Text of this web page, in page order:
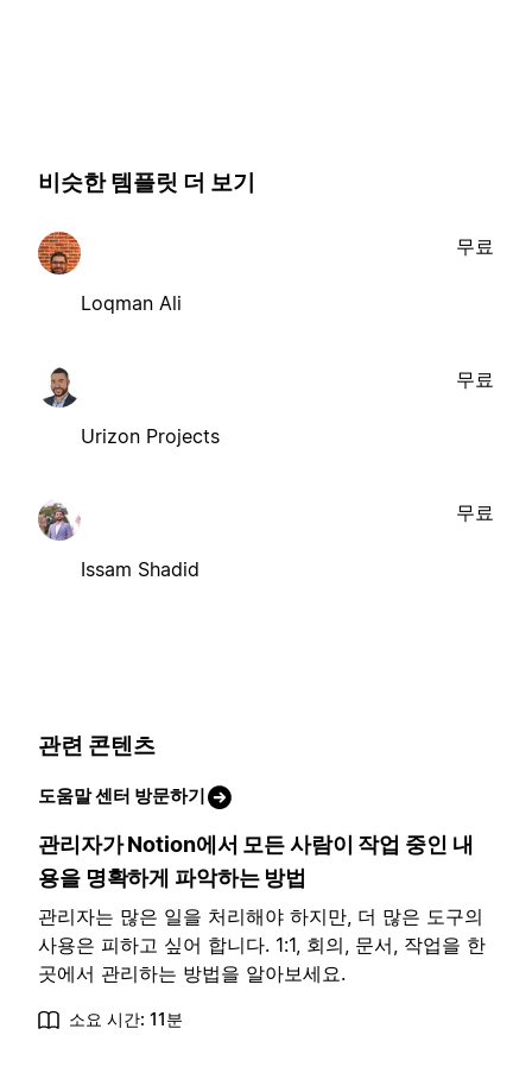
비슷한 템플릿 더 보기
Loqman Ali
무료
Urizon Projects
무료
Issam Shadid
무료
관련 콘텐츠
도움말 센터 방문하기
관리자가 Notion에서 모든 사람이 작업 중인 내
용을 명확하게 파악하는 방법
관리자는 많은 일을 처리해야 하지만, 더 많은 도구의
사용은 피하고 싶어 합니다. 1:1, 회의, 문서, 작업을 한
곳에서 관리하는 방법을 알아보세요.
소요 시간: 11분